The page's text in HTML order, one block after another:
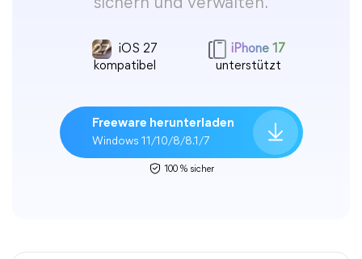
iOS 27
kompatibel
iPhone 17
unterstützt
Freeware herunterladen
Windows 11/10/8/8.1/7
100 % sicher